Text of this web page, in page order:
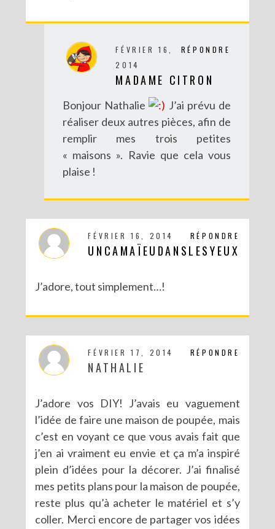
RÉPONDRE
FÉVRIER 16,
2014
MADAME CITRON
Bonjour Nathalie
J’ai prévu de
réaliser deux autres pièces, afin de
remplir mes trois petites
« maisons ». Ravie que cela vous
plaise !
RÉPONDRE
FÉVRIER 16, 2014
UNCAMAÏEUDANSLESYEUX
J’adore, tout simplement…!
RÉPONDRE
FÉVRIER 17, 2014
NATHALIE
J’adore vos DIY! J’avais eu vaguement
l’idée de faire une maison de poupée, mais
c’est en voyant ce que vous avais fait que
j’en ai vraiment eu envie et ça m’a inspiré
plein d’idées pour la décorer. J’ai finalisé
mes petits plans pour la maison de poupée,
reste plus qu’à acheter le matériel et s’y
coller. Merci encore de partager vos idées